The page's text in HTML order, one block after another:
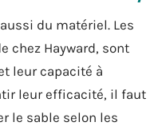
du matériel. Les
chez Hayward, sont
leur capacité à
leur efficacité, il faut
le sable selon les